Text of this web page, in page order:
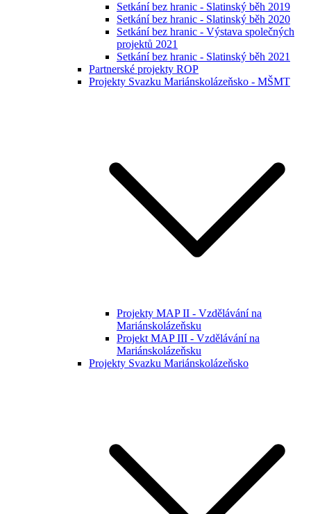
Setkání bez hranic - Slatinský běh 2019
Setkání bez hranic - Slatinský běh 2020
Setkání bez hranic - Výstava společných
projektů 2021
Setkání bez hranic - Slatinský běh 2021
Partnerské projekty ROP
Projekty Svazku Mariánskolázeňsko - MŠMT
Projekty MAP II - Vzdělávání na
Mariánskolázeňsku
Projekt MAP III - Vzdělávání na
Mariánskolázeňsku
Projekty Svazku Mariánskolázeňsko